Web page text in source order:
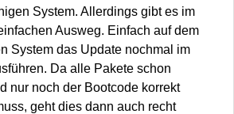
System. Allerdings gibt es im
Ausweg. Einfach auf dem
System das Update nochmal im
Da alle Pakete schon
nur noch der Bootcode korrekt
geht dies dann auch recht